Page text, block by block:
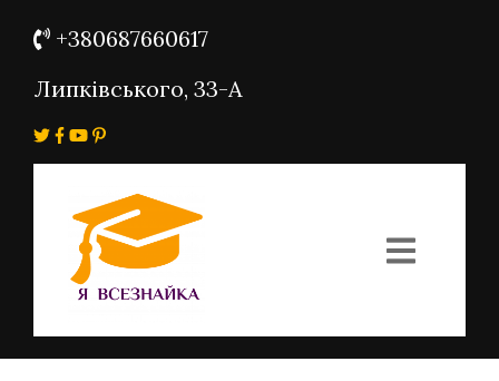
+380687660617
Липківського, 33-А